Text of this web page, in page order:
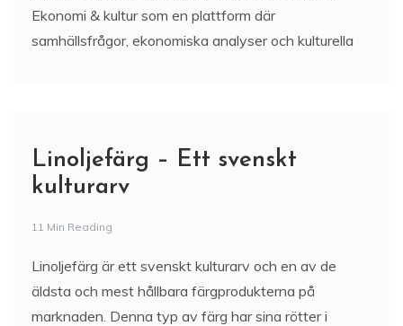
Ekonomi & kultur som en plattform där
samhällsfrågor, ekonomiska analyser och kulturella
Linoljefärg – Ett svenskt
kulturarv
11 Min Reading
Linoljefärg är ett svenskt kulturarv och en av de
äldsta och mest hållbara färgprodukterna på
marknaden. Denna typ av färg har sina rötter i